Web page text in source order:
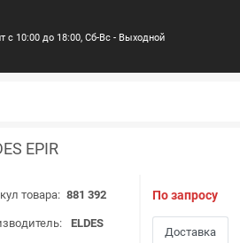
с 10:00 до 18:00, Сб-Вс - Выходной
EPIR
товара: 881 392
ELDES
По запросу
Доставка